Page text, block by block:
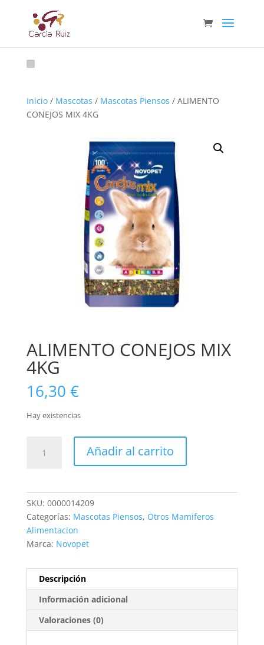
Inicio/ Mascotas / Mascotas Piensos / ALIMENTO
CONEJOS MIX 4KG
ALIMENTO CONEJOS MIX
4KG
16,30 €
Hay existencias
CONEJOS
Añadir al carrito
SKU: 0000014209
Categorías: Mascotas Piensos, Otros Mamiferos
Alimentacion
Marca: Novopet
Descripción
Información adicional
Valoraciones (0)